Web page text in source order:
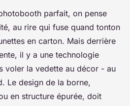
parfait, on pense
au rire qui fuse quand tonton
en carton. Mais derrière
il y a une technologie
voler la vedette au décor - au
Le design de la borne,
en structure épurée, doit